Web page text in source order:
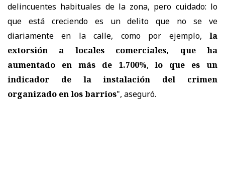
delincuentes habituales de la zona, pero cuidado: lo
que está creciendo es un delito que no se ve
diariamente en la calle, como por ejemplo, la
extorsión a locales comerciales, que ha
aumentado en más de 1.700%, lo que es un
indicador de la instalación del crimen
organizado en los barrios", aseguró.